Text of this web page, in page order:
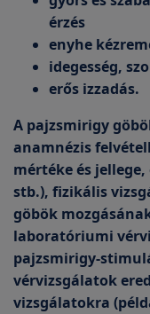
érzés
enyhe
idegesség,
erős izzadás.
A pajzsmirigy
anamnézis
mértéke és
stb.), fizikális
göbök
laboratóriumi
pajzsmirigy-
vérvizsgálatok
vizsgálatokra